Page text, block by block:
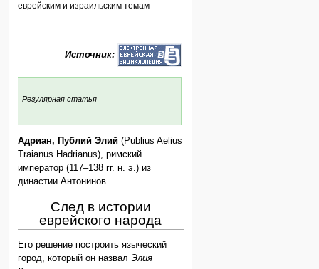
еврейским и израильским темам
Источник:
Регулярная статья
Адриан, Публий Элий (Publius Aelius
Traianus Hadrianus), римский
император (117–138 гг. н. э.) из
династии Антонинов.
След в истории
еврейского народа
Его решение построить языческий
город, который он назвалЭлия